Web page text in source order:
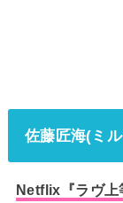
佐藤匠海(ミ
Netflix『ラヴ上